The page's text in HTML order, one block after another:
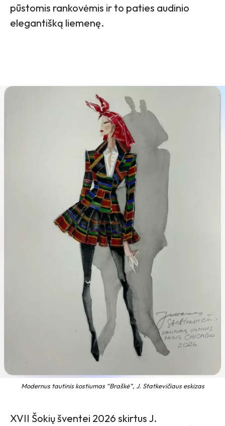
pūstomis rankovėmis ir to paties audinio
elegantišką liemenę.
Modernus tautinis kostiumas “Braškė”, J. Statkevičiaus eskizas
XVII Šokių šventei 2026 skirtus J.